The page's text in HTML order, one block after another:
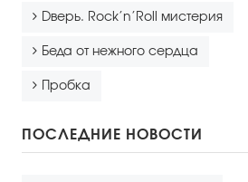
Dверь. Rock’n’Roll мистерия
Беда от нежного сердца
Пробка
ПОСЛЕДНИЕ НОВОСТИ